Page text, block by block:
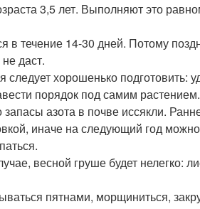
3,5 лет. Выполняют это
в течение 14-30 дней. Потому
даст.
хорошенько подготовить:
порядок под самим растением.
запасы азота в почве иссякли.
иначе на следующий год
весной груше будет нелегко:
пятнами, морщиниться,